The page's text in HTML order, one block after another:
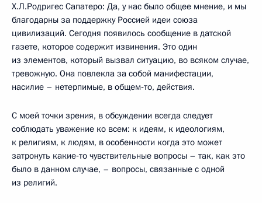
Х.Л.Родригес Сапатеро: Да, у нас было общее мнение, и мы
благодарны за поддержку Россией идеи союза
цивилизаций. Сегодня появилось сообщение в датской
газете, которое содержит извинения. Это один
из элементов, который вызвал ситуацию, во всяком случае,
тревожную. Она повлекла за собой манифестации,
насилие – нетерпимые, в общем‑то, действия.
С моей точки зрения, в обсуждении всегда следует
соблюдать уважение ко всем: к идеям, к идеологиям,
к религиям, к людям, в особенности когда это может
затронуть какие‑то чувствительные вопросы – так, как это
было в данном случае, – вопросы, связанные с одной
из религий.